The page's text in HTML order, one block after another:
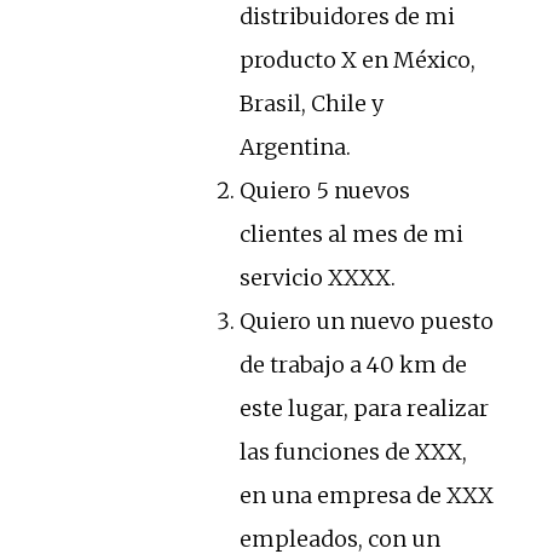
distribuidores de mi
producto X en México,
Brasil, Chile y
Argentina.
Quiero 5 nuevos
clientes al mes de mi
servicio XXXX.
Quiero un nuevo puesto
de trabajo a 40 km de
este lugar, para realizar
las funciones de XXX,
en una empresa de XXX
empleados, con un